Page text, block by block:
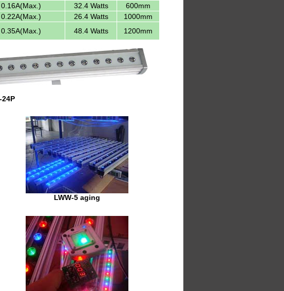
0.16A(Max.) 32.4 Watts
600mm
0.22A(Max.) 26.4 Watts
1000mm
0.35A(Max.) 48.4 Watts 1200mm
24P
LWW-5 aging